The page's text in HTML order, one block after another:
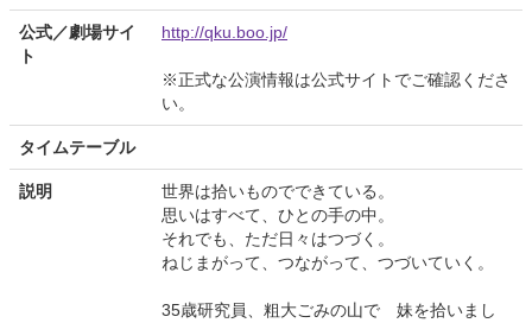
公式／劇場サイ
ト
http://qku.boo.jp/
※正式な公演情報は公式サイトでご確認くださ
い。
タイムテーブル
説明
世界は拾いものでできている。
思いはすべて、ひとの手の中。
それでも、ただ日々はつづく。
ねじまがって、つながって、つづいていく。
35歳研究員、粗大ごみの山で 妹を拾いまし